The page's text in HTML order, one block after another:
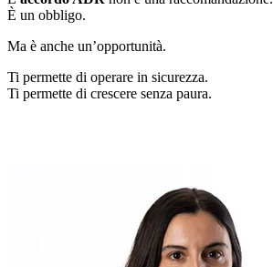
È un obbligo.
Ma è anche un’opportunità.
Ti permette di operare in sicurezza.
Ti permette di crescere senza paura.